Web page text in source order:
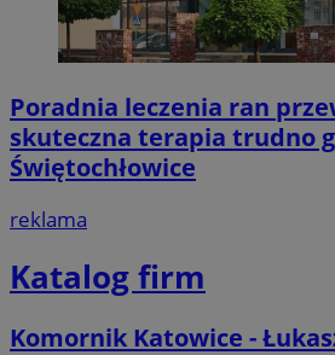
Poradnia leczenia ran
skuteczna terapia trudno
Świętochłowice
reklama
Katalog firm
Komornik Katowice -